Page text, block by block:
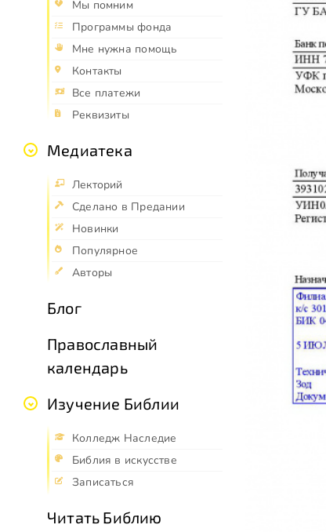
Мы помним
Программы фонда
Мне нужна помощь
Контакты
Все платежи
Реквизиты
Медиатека
Лекторий
Сделано в Предании
Новинки
Популярное
Авторы
Блог
Православный
календарь
Изучение Библии
Колледж Наследие
Библия в искусстве
Записаться
Читать Библию